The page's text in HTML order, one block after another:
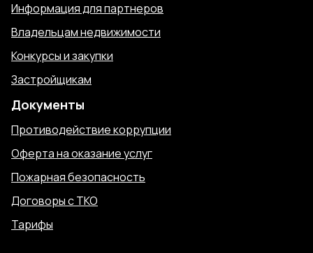
Информация для партнеров
Владельцам недвижимости
Конкурсы и закупки
Застройщикам
Документы
Противодействие коррупции
Оферта на оказание услуг
Пожарная безопасность
Договоры с ТКО
Тарифы